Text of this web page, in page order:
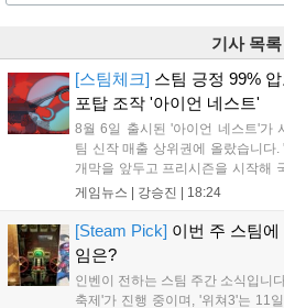
기사 목록
[스팀체크] 스팀 긍정 99%
포탑 조작 '아이언 네스트'
8월 6일 출시된 '아이언 네스트'가
팀 신작 매출 상위권에 올랐습니다
개막을 앞두고 프리시즌을 시작해
년을 맞은 '고스트 리콘' 시리즈는 8
로 수리 시뮬레이션 '리스토리'도 스
게임뉴스 | 강승진 | 18:24
[Steam Pick] 이번 주 스팀
임은?
인벤이 전하는 스팀 주간 소식입니
축제'가 진행 중이며, '위쳐3'는 11